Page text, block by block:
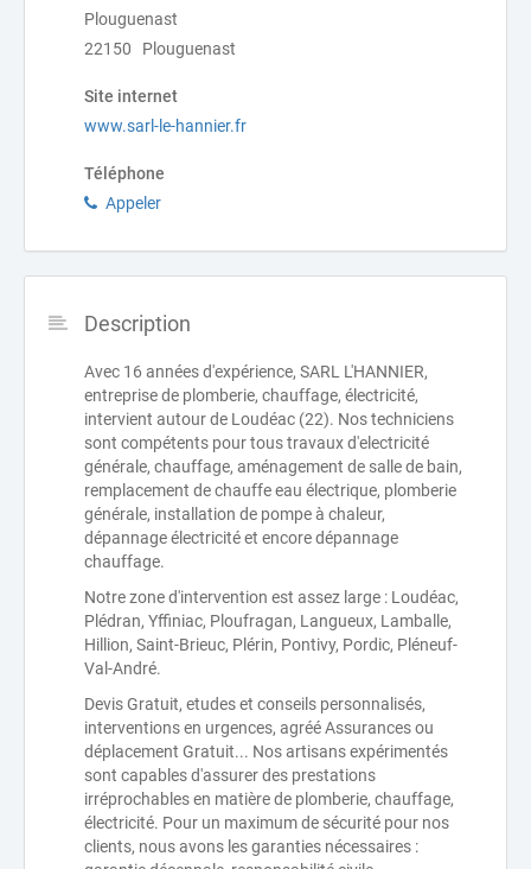
Plouguenast
22150 Plouguenast
Site internet
www.sarl-le-hannier.fr
Téléphone
Appeler
Description
Avec 16 années d'expérience, SARL L'HANNIER,
entreprise de plomberie, chauffage, électricité,
intervient autour de Loudéac (22). Nos techniciens
sont compétents pour tous travaux d'electricité
générale, chauffage, aménagement de salle de bain,
remplacement de chauffe eau électrique, plomberie
générale, installation de pompe à chaleur,
dépannage électricité et encore dépannage
chauffage.
Notre zone d'intervention est assez large : Loudéac,
Plédran, Yffiniac, Ploufragan, Langueux, Lamballe,
Hillion, Saint-Brieuc, Plérin, Pontivy, Pordic, Pléneuf-
Val-André.
Devis Gratuit, etudes et conseils personnalisés,
interventions en urgences, agréé Assurances ou
déplacement Gratuit... Nos artisans expérimentés
sont capables d'assurer des prestations
irréprochables en matière de plomberie, chauffage,
électricité. Pour un maximum de sécurité pour nos
clients, nous avons les garanties nécessaires :